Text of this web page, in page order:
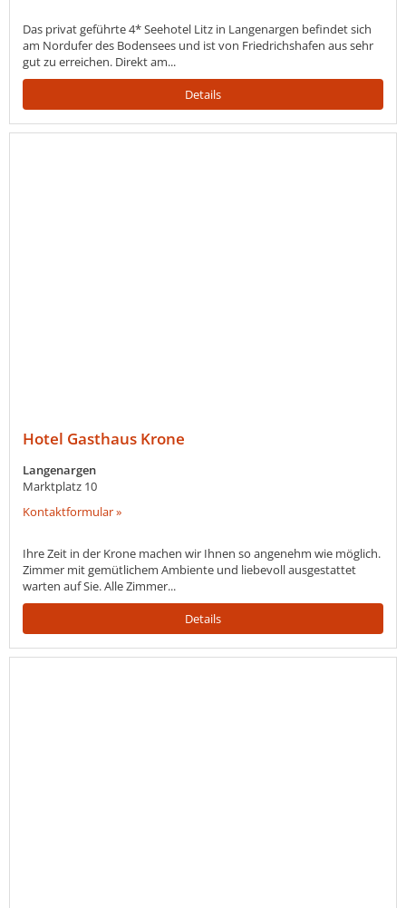
Das privat geführte 4* Seehotel Litz in Langenargen befindet sich
am Nordufer des Bodensees und ist von Friedrichshafen aus sehr
gut zu erreichen. Direkt am...
Details
Hotel Gasthaus Krone
Langenargen
Marktplatz 10
Kontaktformular »
Ihre Zeit in der Krone machen wir Ihnen so angenehm wie möglich.
Zimmer mit gemütlichem Ambiente und liebevoll ausgestattet
warten auf Sie. Alle Zimmer...
Details